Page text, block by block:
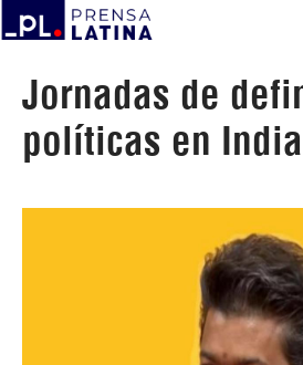
Jornadas de
políticas en India